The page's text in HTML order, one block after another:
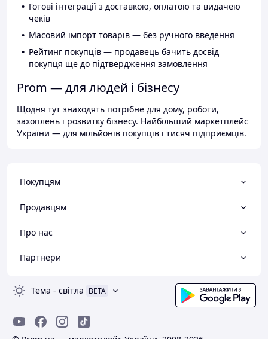
Готові інтеграції з доставкою, оплатою та видачею
чеків
Масовий імпорт товарів — без ручного введення
Рейтинг покупців — продавець бачить досвід
покупця ще до підтвердження замовлення
Prom — для людей і бізнесу
Щодня тут знаходять потрібне для дому, роботи,
захоплень і розвитку бізнесу. Найбільший маркетплейс
України — для мільйонів покупців і тисяч підприємців.
Покупцям
Продавцям
Про нас
Партнери
Тема - світла BETA